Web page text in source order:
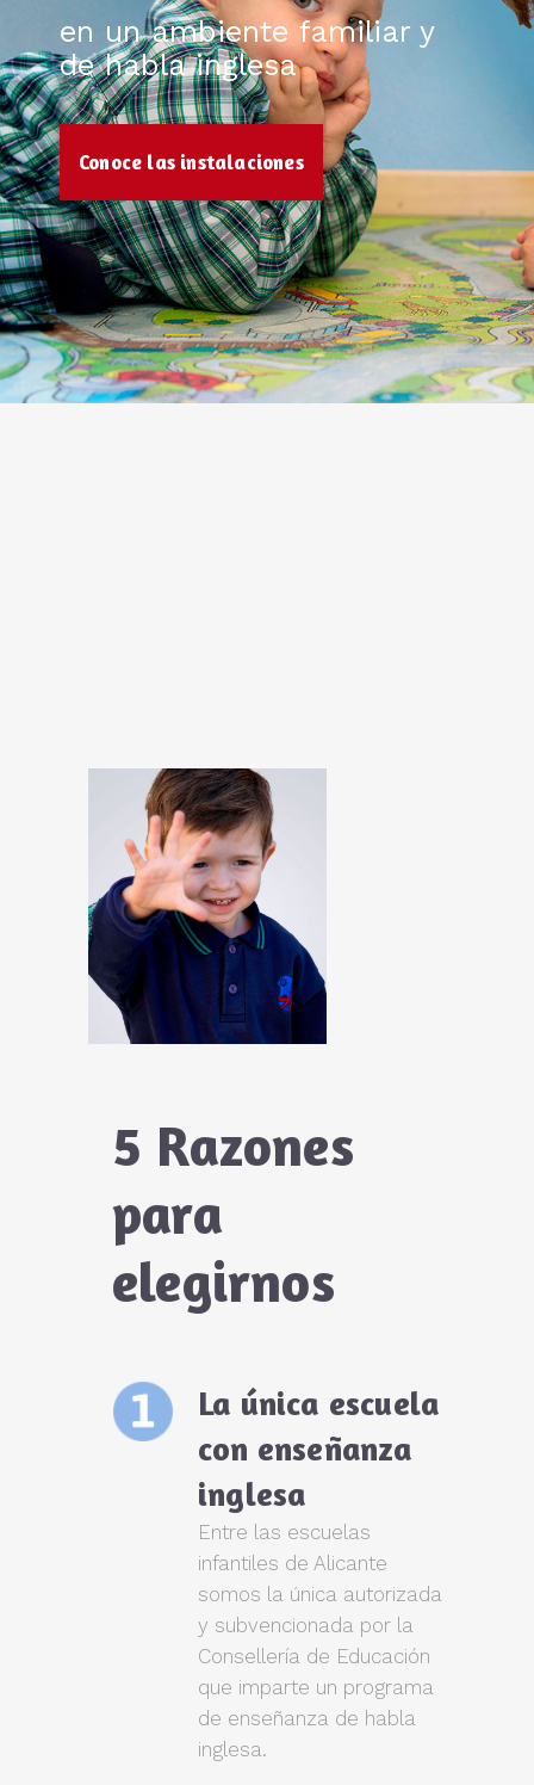
en un ambiente familiar y
de habla inglesa
Conoce las instalaciones
5 Razones
para
elegirnos
La única escuela
con enseñanza
inglesa
Entre las escuelas
infantiles de Alicante
somos la única autorizada
y subvencionada por la
Consellería de Educación
que imparte un programa
de enseñanza de habla
inglesa.